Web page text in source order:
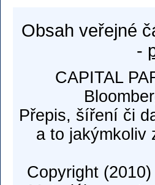
Obsah veřejné
-
CAPITAL
Přepis, šíření či
a to jakýmkoliv
Copyright